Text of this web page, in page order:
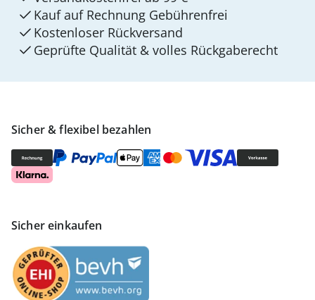
Sicher & flexibel bezahlen
Sicher einkaufen
Kauf auf Rechnung Gebührenfrei
Kostenloser Rückversand
Geprüfte Qualität & volles Rückgaberecht